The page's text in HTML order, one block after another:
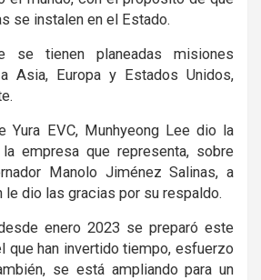
se instalen en el Estado.
se tienen planeadas misiones
Asia, Europa y Estados Unidos,
Yura EVC, Munhyeong Lee dio la
la empresa que representa, sobre
Manolo Jiménez Salinas, a
le dio las gracias por su respaldo.
enero 2023 se preparó este
que han invertido tiempo, esfuerzo
se está ampliando para un